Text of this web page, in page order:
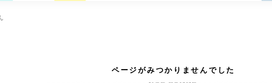
ページがみつかりませんでした